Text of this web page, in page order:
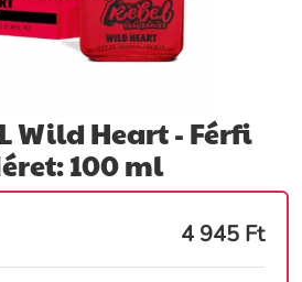
Wild Heart - Férfi
100 ml
4 945 Ft